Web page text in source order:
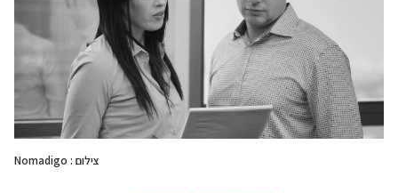
צילום : Nomadigo